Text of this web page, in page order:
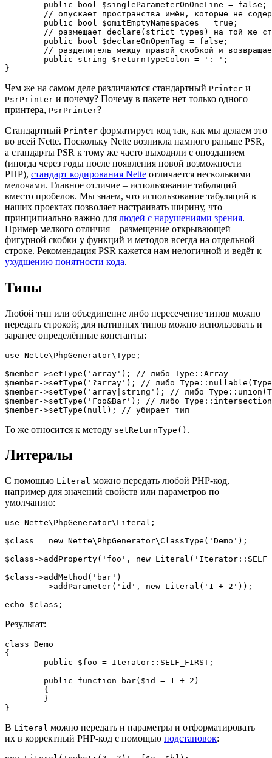
Чем же на самом деле различаются стандартный Printer и
PsrPrinter и почему? Почему в пакете нет только одного
принтера, PsrPrinter?
Стандартный Printer форматирует код так, как мы делаем это
во всей Nette. Поскольку Nette возникла намного раньше PSR,
а стандарты PSR к тому же часто выходили с опозданием
(иногда через годы после появления новой возможности
PHP), стандарт кодирования Nette отличается несколькими
мелочами. Главное отличие – использование табуляций
вместо пробелов. Мы знаем, что использование табуляций в
наших проектах позволяет настраивать ширину, что
принципиально важно для людей с нарушениями зрения.
Пример мелкого отличия – размещение открывающей
фигурной скобки у функций и методов всегда на отдельной
строке. Рекомендация PSR кажется нам нелогичной и ведёт к
ухудшению понятности кода.
Типы
Любой тип или объединение либо пересечение типов можно
передать строкой; для нативных типов можно использовать и
заранее определённые константы:
use Nette\PhpGenerator\Type;
$member->setType('array'); // либо Type::Array
$member->setType('?array'); // либо
$member->setType('array|string'); // либо
$member->setType('Foo&Bar'); // либо
То же относится к методу setReturnType() .
Литералы
С помощью Literal можно передать любой PHP-код,
например для значений свойств или параметров по
умолчанию:
use Nette\PhpGenerator\Literal;
$class = new Nette\PhpGenerator\ClassType('Demo');
$class->addProperty('foo', new
$class->addMethod('bar')
Результат:
class Demo
{
В Literal можно передать и параметры и отформатировать
их в корректный PHP-код с помощью подстановок: